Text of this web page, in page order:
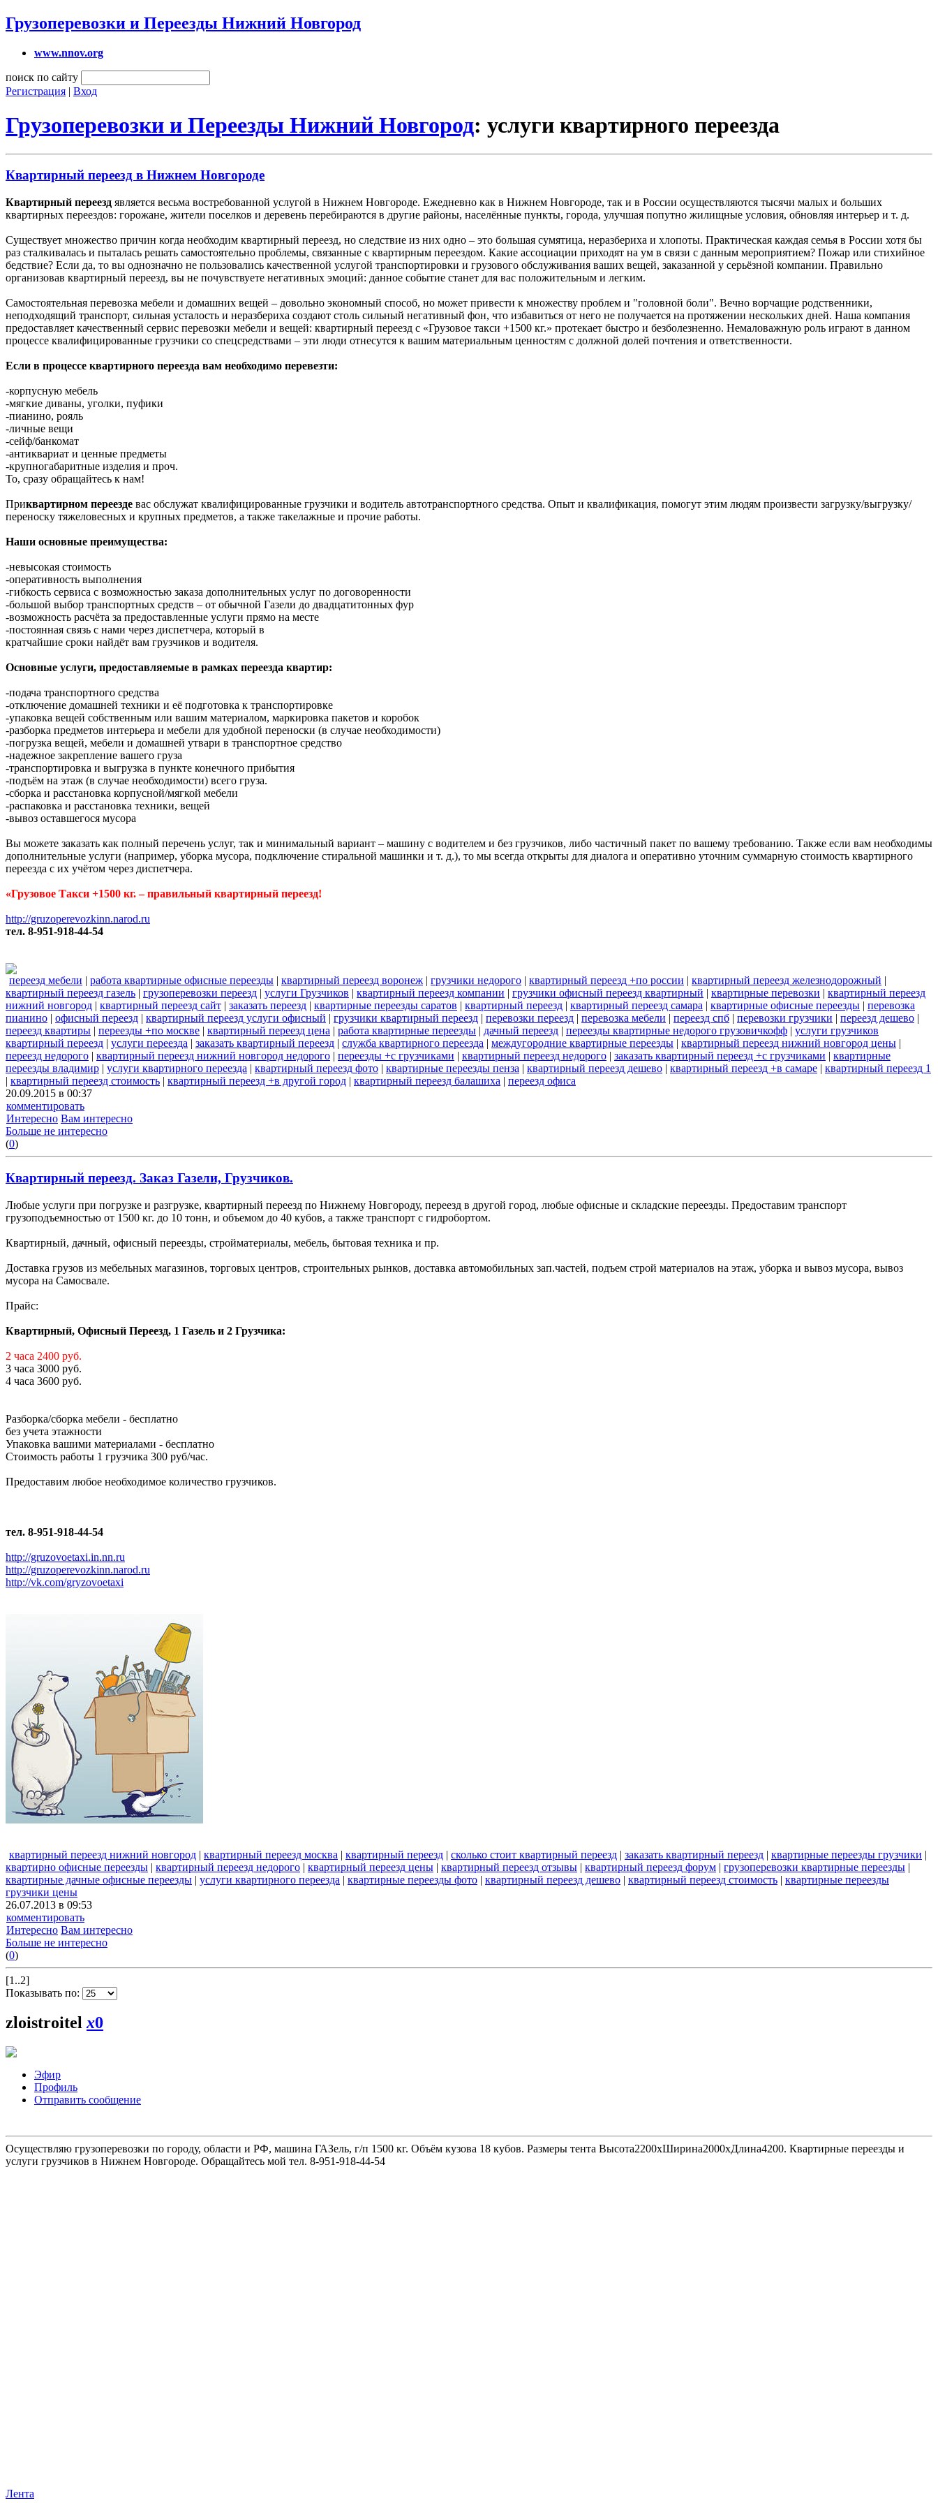
Грузоперевозки и Переезды Нижний Новгород
www.nnov.org
поиск по сайту
Регистрация | Вход
Грузоперевозки и Переезды Нижний Новгород: услуги квартирного переезда
Квартирный переезд в Нижнем Новгороде
Квартирный переезд является весьма востребованной услугой в Нижнем Новгороде. Ежедневно как в Нижнем Новгороде, так и в России осуществляются тысячи малых и больших
квартирных переездов: горожане, жители поселков и деревень перебираются в другие районы, населённые пункты, города, улучшая попутно жилищные условия, обновляя интерьер и т. д.
Существует множество причин когда необходим квартирный переезд, но следствие из них одно – это большая сумятица, неразбериха и хлопоты. Практическая каждая семья в России хотя бы
раз сталкивалась и пыталась решать самостоятельно проблемы, связанные с квартирным переездом. Какие ассоциации приходят на ум в связи с данным мероприятием? Пожар или стихийное
бедствие? Если да, то вы однозначно не пользовались качественной услугой транспортировки и грузового обслуживания ваших вещей, заказанной у серьёзной компании. Правильно
организовав квартирный переезд, вы не почувствуете негативных эмоций: данное событие станет для вас положительным и легким.
Самостоятельная перевозка мебели и домашних вещей – довольно экономный способ, но может привести к множеству проблем и "головной боли". Вечно ворчащие родственники,
неподходящий транспорт, сильная усталость и неразбериха создают столь сильный негативный фон, что избавиться от него не получается на протяжении нескольких дней. Наша компания
предоставляет качественный сервис перевозки мебели и вещей: квартирный переезд с «Грузовое такси +1500 кг.» протекает быстро и безболезненно. Немаловажную роль играют в данном
процессе квалифицированные грузчики со спецсредствами – эти люди отнесутся к вашим материальным ценностям с должной долей почтения и ответственности.
Если в процессе квартирного переезда вам необходимо перевезти:
-корпусную мебель
-мягкие диваны, уголки, пуфики
-пианино, рояль
-личные вещи
-сейф/банкомат
-антиквариат и ценные предметы
-крупногабаритные изделия и проч.
То, сразу обращайтесь к нам!
Приквартирном переезде вас обслужат квалифицированные грузчики и водитель автотранспортного средства. Опыт и квалификация, помогут этим людям произвести загрузку/выгрузку/
переноску тяжеловесных и крупных предметов, а также такелажные и прочие работы.
Наши основные преимущества:
-невысокая стоимость
-оперативность выполнения
-гибкость сервиса с возможностью заказа дополнительных услуг по договоренности
-большой выбор транспортных средств – от обычной Газели до двадцатитонных фур
-возможность расчёта за предоставленные услуги прямо на месте
-постоянная связь с нами через диспетчера, который в
кратчайшие сроки найдёт вам грузчиков и водителя.
Основные услуги, предоставляемые в рамках переезда квартир:
-подача транспортного средства
-отключение домашней техники и её подготовка к транспортировке
-упаковка вещей собственным или вашим материалом, маркировка пакетов и коробок
-разборка предметов интерьера и мебели для удобной переноски (в случае необходимости)
-погрузка вещей, мебели и домашней утвари в транспортное средство
-надежное закрепление вашего груза
-транспортировка и выгрузка в пункте конечного прибытия
-подъём на этаж (в случае необходимости) всего груза.
-сборка и расстановка корпусной/мягкой мебели
-распаковка и расстановка техники, вещей
-вывоз оставшегося мусора
Вы можете заказать как полный перечень услуг, так и минимальный вариант – машину с водителем и без грузчиков, либо частичный пакет по вашему требованию. Также если вам необходимы
дополнительные услуги (например, уборка мусора, подключение стиральной машинки и т. д.), то мы всегда открыты для диалога и оперативно уточним суммарную стоимость квартирного
переезда с их учётом через диспетчера.
«Грузовое Такси +1500 кг. – правильный квартирный переезд!
http://gruzoperevozkinn.narod.ru
тел. 8-951-918-44-54
переезд мебели | работа квартирные офисные переезды | квартирный переезд воронеж | грузчики недорого | квартирный переезд +по россии | квартирный переезд железнодорожный |
квартирный переезд газель | грузоперевозки переезд | услуги Грузчиков | квартирный переезд компании | грузчики офисный переезд квартирный | квартирные перевозки | квартирный переезд
нижний новгород | квартирный переезд сайт | заказать переезд | квартирные переезды саратов | квартирный переезд | квартирный переезд самара | квартирные офисные переезды | перевозка
пианино | офисный переезд | квартирный переезд услуги офисный | грузчики квартирный переезд | перевозки переезд | перевозка мебели | переезд спб | перевозки грузчики | переезд дешево |
переезд квартиры | переезды +по москве | квартирный переезд цена | работа квартирные переезды | дачный переезд | переезды квартирные недорого грузовичкофф | услуги грузчиков
квартирный переезд | услуги переезда | заказать квартирный переезд | служба квартирного переезда | междугородние квартирные переезды | квартирный переезд нижний новгород цены |
переезд недорого | квартирный переезд нижний новгород недорого | переезды +с грузчиками | квартирный переезд недорого | заказать квартирный переезд +с грузчиками | квартирные
переезды владимир | услуги квартирного переезда | квартирный переезд фото | квартирные переезды пенза | квартирный переезд дешево | квартирный переезд +в самаре | квартирный переезд 1
| квартирный переезд стоимость | квартирный переезд +в другой город | квартирный переезд балашиха | переезд офиса
20.09.2015 в 00:37
комментировать
Интересно Вам интересно
Больше не интересно
(0)
Квартирный переезд. Заказ Газели, Грузчиков.
Любые услуги при погрузке и разгрузке, квартирный переезд по Нижнему Новгороду, переезд в другой город, любые офисные и складские переезды. Предоставим транспорт
грузоподъемностью от 1500 кг. до 10 тонн, и объемом до 40 кубов, а также транспорт с гидробортом.
Квартирный, дачный, офисный переезды, стройматериалы, мебель, бытовая техника и пр.
Доставка грузов из мебельных магазинов, торговых центров, строительных рынков, доставка автомобильных зап.частей, подъем строй материалов на этаж, уборка и вывоз мусора, вывоз
мусора на Самосвале.
Прайс:
Квартирный, Офисный Переезд, 1 Газель и 2 Грузчика:
2 часа 2400 руб.
3 часа 3000 руб.
4 часа 3600 руб.
Разборка/сборка мебели - бесплатно
без учета этажности
Упаковка вашими материалами - бесплатно
Стоимость работы 1 грузчика 300 руб/час.
Предоставим любое необходимое количество грузчиков.
тел. 8-951-918-44-54
http://gruzovoetaxi.in.nn.ru
http://gruzoperevozkinn.narod.ru
http://vk.com/gryzovoetaxi
квартирный переезд нижний новгород | квартирный переезд москва | квартирный переезд | сколько стоит квартирный переезд | заказать квартирный переезд | квартирные переезды грузчики |
квартирно офисные переезды | квартирный переезд недорого | квартирный переезд цены | квартирный переезд отзывы | квартирный переезд форум | грузоперевозки квартирные переезды |
квартирные дачные офисные переезды | услуги квартирного переезда | квартирные переезды фото | квартирный переезд дешево | квартирный переезд стоимость | квартирные переезды
грузчики цены
26.07.2013 в 09:53
комментировать
Интересно Вам интересно
Больше не интересно
(0)
[1..2]
Показывать по:
zloistroitelx0
Эфир
Профиль
Отправить сообщение
Осуществляю грузоперевозки по городу, области и РФ, машина ГАЗель, г/п 1500 кг. Объём кузова 18 кубов. Размеры тента Высота2200хШирина2000хДлина4200. Квартирные переезды и
услуги грузчиков в Нижнем Новгороде. Обращайтесь мой тел. 8-951-918-44-54
Лента